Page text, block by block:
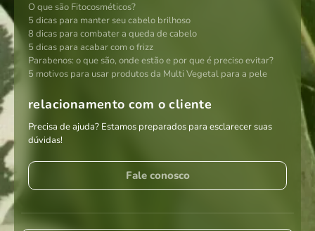
O que são Fitocosméticos?
5 dicas para manter seu cabelo brilhoso
8 dicas para combater a queda de cabelo
5 dicas para acabar com o frizz
Parabenos: o que são, onde estão e por que é preciso evitar?
5 motivos para usar produtos da Multi Vegetal para a pele
relacionamento com o cliente
Precisa de ajuda? Estamos preparados para esclarecer suas
dúvidas!
Fale conosco